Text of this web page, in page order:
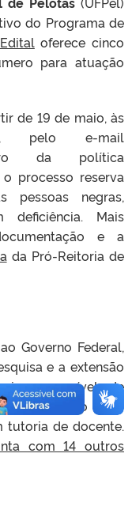
do Programa de
Editaloferece cinco
para atuação
de 19 de maio, às
e-mail
da política
processo reserva
negras,
deficiência. Mais
e a
da Pró-Reitoria de
Governo Federal,
e a extensão
em nível de
cada grupo são
tutoria de docente.
com 14 outros